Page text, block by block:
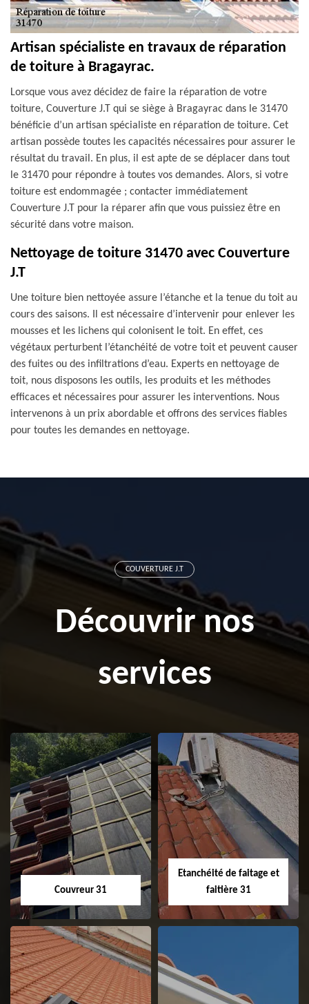
Artisan spécialiste en travaux de réparation
de toiture à Bragayrac.
Lorsque vous avez décidez de faire la réparation de votre
toiture, Couverture J.T qui se siège à Bragayrac dans le 31470
bénéficie d’un artisan spécialiste en réparation de toiture. Cet
artisan possède toutes les capacités nécessaires pour assurer le
résultat du travail. En plus, il est apte de se déplacer dans tout
le 31470 pour répondre à toutes vos demandes. Alors, si votre
toiture est endommagée ; contacter immédiatement
Couverture J.T pour la réparer afin que vous puissiez être en
sécurité dans votre maison.
Nettoyage de toiture 31470 avec Couverture
J.T
Une toiture bien nettoyée assure l’étanche et la tenue du toit au
cours des saisons. Il est nécessaire d’intervenir pour enlever les
mousses et les lichens qui colonisent le toit. En effet, ces
végétaux perturbent l’étanchéité de votre toit et peuvent causer
des fuites ou des infiltrations d’eau. Experts en nettoyage de
toit, nous disposons les outils, les produits et les méthodes
efficaces et nécessaires pour assurer les interventions. Nous
intervenons à un prix abordable et offrons des services fiables
pour toutes les demandes en nettoyage.
COUVERTURE J.T
Découvrir nos
services
Couvreur 31
Couvreur 31
Etanchéité de faitage et
faitière 31
Etanchéité de